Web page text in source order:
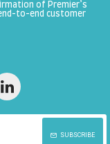
of Premier’s
to-end customer
SUBSCRIBE